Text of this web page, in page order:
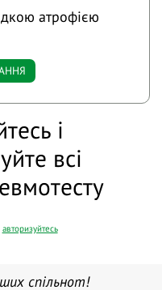
атрофією
і
всі
авторизуйтесь
спільнот!